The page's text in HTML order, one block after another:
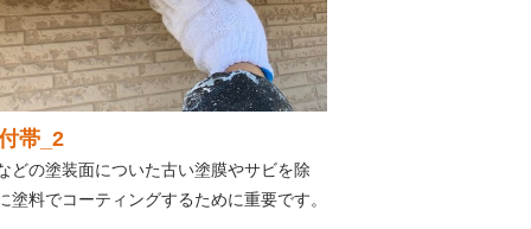
帯_2
どの塗装面についた古い塗膜やサビを除
塗料でコーティングするために重要です。